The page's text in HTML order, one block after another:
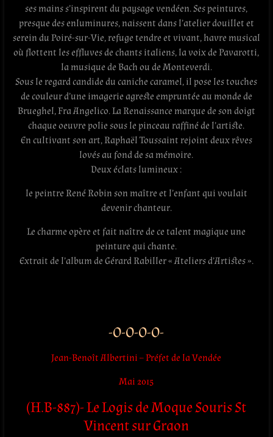
ses mains s’inspirent du paysage vendéen. Ses peintures,
presque des enluminures, naissent dans l’atelier douillet et
serein du Poiré-sur-Vie, refuge tendre et vivant, havre musical
où flottent les effluves de chants italiens, la voix de Pavarotti,
la musique de Bach ou de Monteverdi.
Sous le regard candide du caniche caramel, il pose les touches
de couleur d’une imagerie agreste empruntée au monde de
Brueghel, Fra Angelico. La Renaissance marque de son doigt
chaque oeuvre polie sous le pinceau raffiné de l’artiste.
En cultivant son art, Raphaël Toussaint rejoint deux rêves
lovés au fond de sa mémoire.
Deux éclats lumineux :
le peintre René Robin son maître et l’enfant qui voulait
devenir chanteur.
Le charme opère et fait naître de ce talent magique une
peinture qui chante.
Extrait de l’album de Gérard Rabiller « Ateliers d’Artistes ».
-O-O-O-O-
Jean-Benoît Albertini – Préfet de la Vendée
Mai 2015
(H.B-887)- Le Logis de Moque Souris St
Vincent sur Graon